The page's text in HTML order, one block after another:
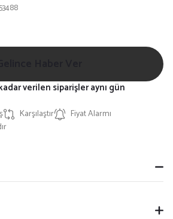
Karşılaştır
Fiyat Alarmı
verilen siparişler aynı gün